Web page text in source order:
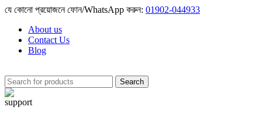
যে কোনো প্রয়োজনে ফোন/WhatsApp করুন: 01902-044933
About us
Contact Us
Blog
Search